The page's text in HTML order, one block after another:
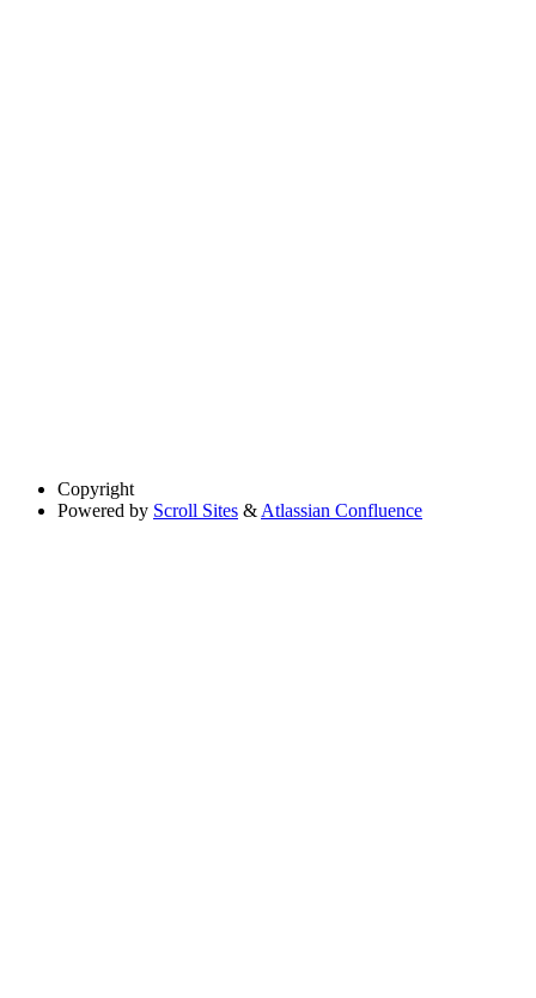
Copyright
Powered by Scroll Sites & Atlassian Confluence